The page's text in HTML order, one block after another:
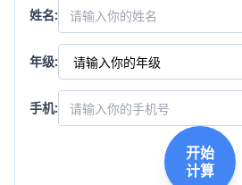
姓名:
年级:
手机:
开始
计算